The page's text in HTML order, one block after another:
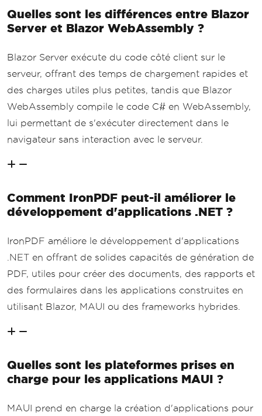
Quelles sont les différences entre Blazor
Server et Blazor WebAssembly ?
Blazor Server exécute du code côté client sur le
serveur, offrant des temps de chargement rapides et
des charges utiles plus petites, tandis que Blazor
WebAssembly compile le code C# en WebAssembly,
lui permettant de s'exécuter directement dans le
navigateur sans interaction avec le serveur.
Comment IronPDF peut-il améliorer le
développement d'applications .NET ?
IronPDF améliore le développement d'applications
.NET en offrant de solides capacités de génération de
PDF, utiles pour créer des documents, des rapports et
des formulaires dans les applications construites en
utilisant Blazor, MAUI ou des frameworks hybrides.
Quelles sont les plateformes prises en
charge pour les applications MAUI ?
MAUI prend en charge la création d'applications pour